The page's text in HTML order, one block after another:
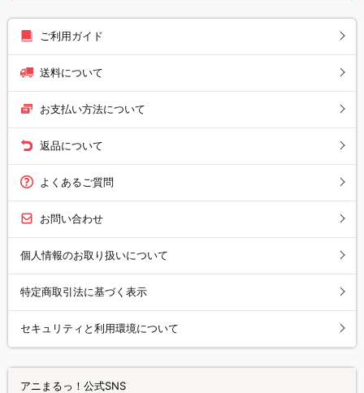
ご利用ガイド
送料について
お支払い方法について
返品について
よくあるご質問
お問い合わせ
個人情報のお取り扱いについて
特定商取引法に基づく表示
セキュリティと利用環境について
アニまるっ！公式SNS